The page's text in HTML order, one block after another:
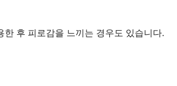
한 후 피로감을 느끼는 경우도 있습니다.